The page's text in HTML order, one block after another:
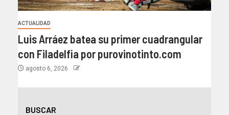
ACTUALIDAD
Luis Arráez batea su primer cuadrangular
con Filadelfia por purovinotinto.com
agosto 6, 2026
BUSCAR